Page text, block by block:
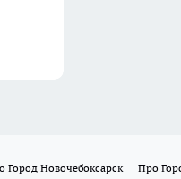
Город Новочебоксарск Про